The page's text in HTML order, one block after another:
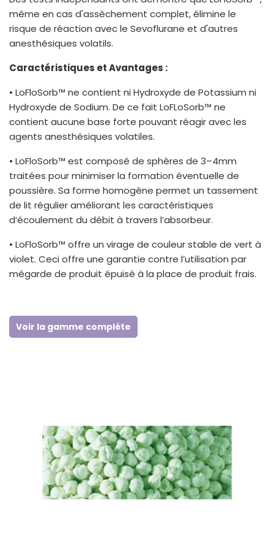
même en cas d'assèchement complet, élimine le
risque de réaction avec le Sevoflurane et d'autres
anesthésiques volatils.
Caractéristiques et Avantages :
• LoFloSorb™ ne contient ni Hydroxyde de Potassium ni
Hydroxyde de Sodium. De ce fait LoFLoSorb™ ne
contient aucune base forte pouvant réagir avec les
agents anesthésiques volatiles.
• LoFloSorb™ est composé de sphères de 3–4mm
traitées pour minimiser la formation éventuelle de
poussière. Sa forme homogène permet un tassement
de lit régulier améliorant les caractéristiques
d’écoulement du débit à travers l’absorbeur.
• LoFloSorb™ offre un virage de couleur stable de vert à
violet. Ceci offre une garantie contre l’utilisation par
mégarde de produit épuisé à la place de produit frais.
Voir la gamme compléte